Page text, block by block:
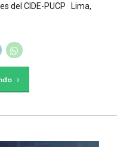
del CIDE-PUCP Lima,